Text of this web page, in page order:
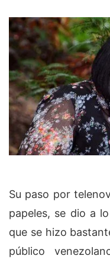
Su paso por
papeles, se dio a
que se hizo
público